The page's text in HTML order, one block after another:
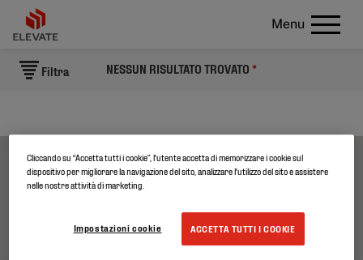
Menu
Filtra NESSUN RISULTATO TROVATO *
CHI SIAMO
Cliccando su “Accetta tutti i cookie”, l'utente accetta di memorizzare i cookie sul
dispositivo per migliorare la navigazione del sito, analizzare l'utilizzo del sito e assistere
nelle nostre attività di marketing.
ACCETTA TUTTI I COOKIE
Impostazioni cookie